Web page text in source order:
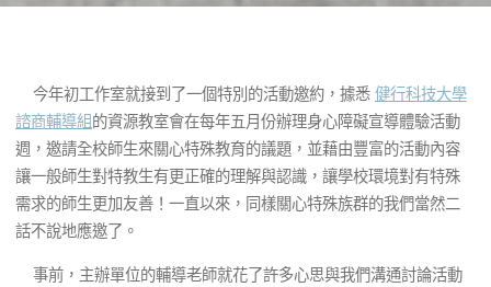
諮商輔導組的資源教室會在每年五月份辦理身心障礙宣導體驗活
動週，邀請全校師生來關心特殊教育的議題
今年初工作室就接到了一個特別的活動邀約，據悉健行科技大學
諮商輔導組的資源教室會在每年五月份辦理身心障礙宣導體驗活動
週，邀請全校師生來關心特殊教育的議題，並藉由豐富的活動內容
讓一般師生對特教生有更正確的理解與認識，讓學校環境對有特殊
需求的師生更加友善！一直以來，同樣關心特殊族群的我們當然二
話不說地應邀了。
事前，主辦單位的輔導老師就花了許多心思與我們溝通討論活動